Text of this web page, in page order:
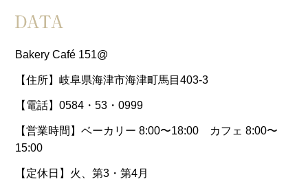
Bakery Café 151@
【住所】岐阜県海津市海津町馬目403-3
【電話】0584・53・0999
【営業時間】ベーカリー 8:00〜18:00 カフェ 8:00〜
15:00
【定休日】火、第3・第4月